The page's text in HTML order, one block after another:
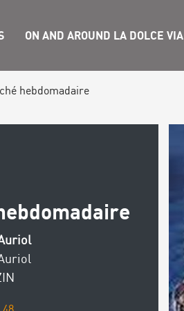
ON AND AROUND LA DOLCE VIA
hebdomadaire